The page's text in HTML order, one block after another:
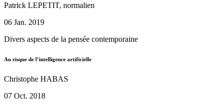
Patrick LEPETIT, normalien
06 Jan. 2019
Divers aspects de la pensée contemporaine
Au risque de l’intelligence artificielle
Christophe HABAS
07 Oct. 2018